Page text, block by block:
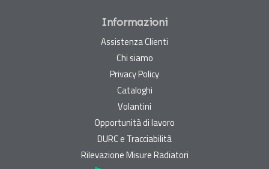
Informazioni
Assistenza Clienti
Chi siamo
Privacy Policy
Cataloghi
Volantini
Opportunità di lavoro
DURC e Tracciabilità
Rilevazione Misure Radiatori